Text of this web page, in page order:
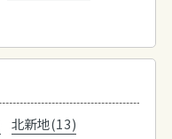
北新地(13)